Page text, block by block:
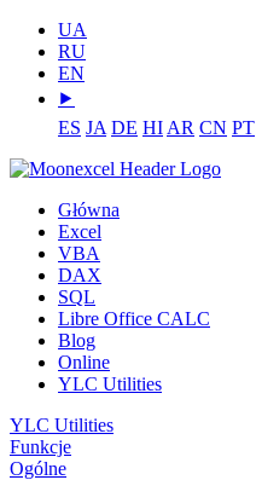
UA
RU
EN
⯈
ES JA DE HI AR CN PT
Główna
Excel
VBA
DAX
SQL
Libre Office CALC
Blog
Online
YLC Utilities
YLC Utilities
Funkcje
Ogólne